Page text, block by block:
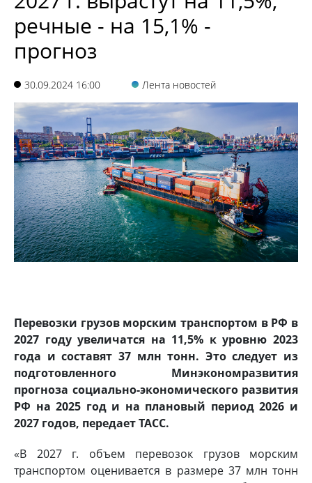
речные - на 15,1% -
прогноз
30.09.2024 16:00 Лента новостей
Перевозки грузов морским транспортом в РФ в
2027 году увеличатся на 11,5% к уровню 2023
года и составят 37 млн тонн. Это следует из
подготовленного Минэкономразвития
прогноза социально-экономического развития
РФ на 2025 год и на плановый период 2026 и
2027 годов, передает ТАСС.
«В 2027 г. объем перевозок грузов морским
транспортом оценивается в размере 37 млн тонн